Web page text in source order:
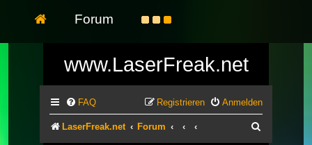
Forum
www.LaserFreak.net
FAQ Anmelden
Registrieren
LaserFreak.net Forum